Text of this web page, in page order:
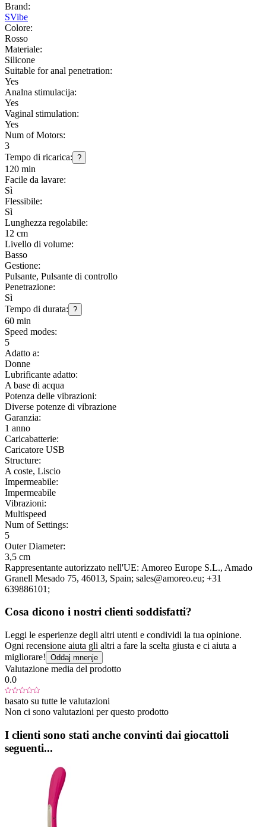
Brand:
SVibe
Colore:
Rosso
Materiale:
Silicone
Suitable for anal penetration:
Yes
Analna stimulacija:
Yes
Vaginal stimulation:
Yes
Num of Motors:
3
Tempo di ricarica: ?
120 min
Facile da lavare:
Sì
Flessibile:
Sì
Lunghezza regolabile:
12 cm
Livello di volume:
Basso
Gestione:
Pulsante, Pulsante di controllo
Penetrazione:
Sì
Tempo di durata: ?
60 min
Speed modes:
5
Adatto a:
Donne
Lubrificante adatto:
A base di acqua
Potenza delle vibrazioni:
Diverse potenze di vibrazione
Garanzia:
1 anno
Caricabatterie:
Caricatore USB
Structure:
A coste, Liscio
Impermeabile:
Impermeabile
Vibrazioni:
Multispeed
Num of Settings:
5
Outer Diameter:
3,5 cm
Rappresentante autorizzato nell'UE: Amoreo Europe S.L., Amado
Granell Mesado 75, 46013, Spain; sales@amoreo.eu; +31
639886101;
Cosa dicono i nostri clienti soddisfatti?
Leggi le esperienze degli altri utenti e condividi la tua opinione.
Ogni recensione aiuta gli altri a fare la scelta giusta e ci aiuta a
migliorare! Oddaj mnenje
Valutazione media del prodotto
0.0
basato su tutte le valutazioni
Non ci sono valutazioni per questo prodotto
I clienti sono stati anche convinti dai giocattoli
seguenti...